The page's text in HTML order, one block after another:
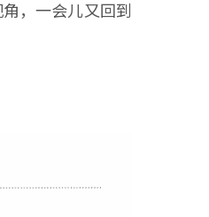
，一会儿又回到